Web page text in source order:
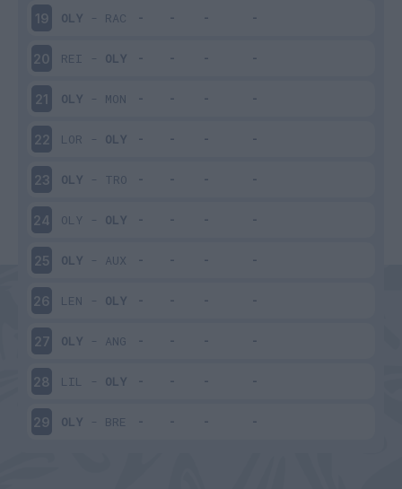
19 OLY - RAC
20 REI - OLY
21 OLY - MON
22 LOR - OLY
23 OLY - TRO
24 OLY - OLY
25 OLY - AUX
26 LEN - OLY
27 OLY - ANG
28 LIL - OLY
29 OLY - BRE